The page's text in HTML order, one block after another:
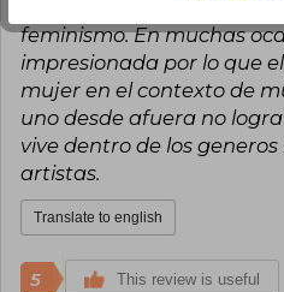
feminismo. En muchas
impresionada por lo que
mujer en el contexto de
uno desde afuera no
vive dentro de los
artistas.
Translate to english
5 This review is useful